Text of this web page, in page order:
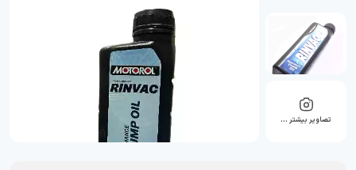
تصاویر بیشتر …